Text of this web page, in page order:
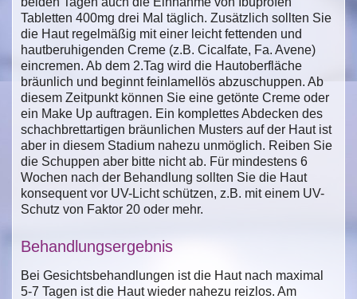
Tabletten 400mg drei Mal täglich. Zusätzlich sollten Sie
die Haut regelmäßig mit einer leicht fettenden und
hautberuhigenden Creme (z.B. Cicalfate, Fa. Avene)
eincremen. Ab dem 2.Tag wird die Hautoberfläche
bräunlich und beginnt feinlamellös abzuschuppen. Ab
diesem Zeitpunkt können Sie eine getönte Creme oder
ein Make Up auftragen. Ein komplettes Abdecken des
schachbrettartigen bräunlichen Musters auf der Haut ist
aber in diesem Stadium nahezu unmöglich. Reiben Sie
die Schuppen aber bitte nicht ab. Für mindestens 6
Wochen nach der Behandlung sollten Sie die Haut
konsequent vor UV-Licht schützen, z.B. mit einem UV-
Schutz von Faktor 20 oder mehr.
Behandlungsergebnis
Bei Gesichtsbehandlungen ist die Haut nach maximal
5-7 Tagen ist die Haut wieder nahezu reizlos. Am